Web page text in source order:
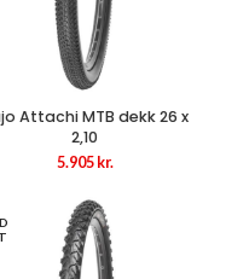
Attachi MTB dekk 26 x
2,10
5.905 kr.